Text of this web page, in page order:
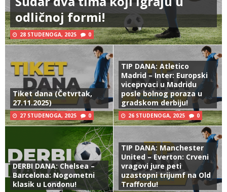
odličnoj formi!
28 STUDENOGA, 2025 0
Tiket dana (Četvrtak,
27.11.2025)
27 STUDENOGA, 2025 0
TIP DANA: Atletico
Madrid – Inter: Europski
viceprvaci u Madridu
posle bolnog poraza u
gradskom derbiju!
26 STUDENOGA, 2025 0
DERBI DANA: Chelsea –
Barcelona: Nogometni
klasik u Londonu!
TIP DANA: Manchester
United – Everton: Crveni
vragovi jure peti
uzastopni trijumf na Old
Traffordu!